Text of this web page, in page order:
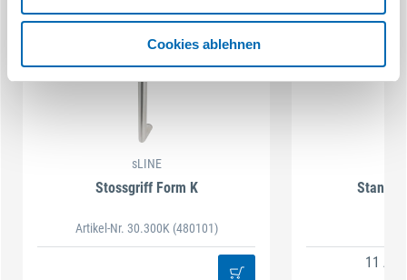
Cookies ablehnen
sLINE
Stossgriff Form K
Artikel-Nr. 30.300K (480101)
11